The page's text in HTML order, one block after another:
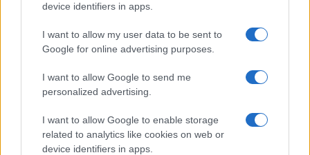
device identifiers in apps.
I want to allow my user data to be sent to
Google for online advertising purposes.
I want to allow Google to send me
personalized advertising.
I want to allow Google to enable storage
related to analytics like cookies on web or
device identifiers in apps.